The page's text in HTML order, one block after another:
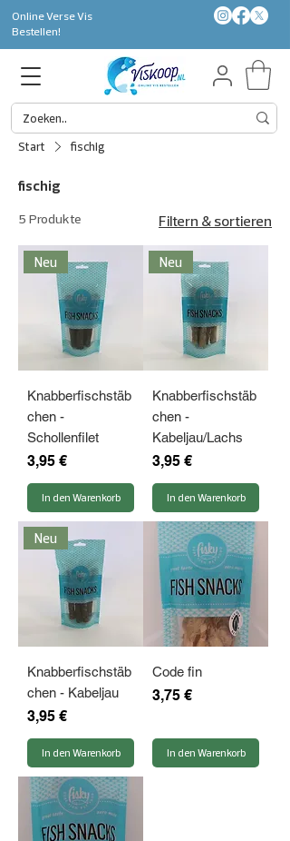
Online Verse Vis
Bestellen!
Start fischig
fischig
5 Produkte Filtern & sortieren
Neu
Knabberfischstäb
chen -
Schollenfilet
Preis
3,95 €
In den Warenkorb
Neu
Knabberfischstäb
chen -
Kabeljau/Lachs
Preis
3,95 €
In den Warenkorb
Neu
Knabberfischstäb
chen - Kabeljau
Preis
3,95 €
In den Warenkorb
Code fin
Preis
3,75 €
In den Warenkorb